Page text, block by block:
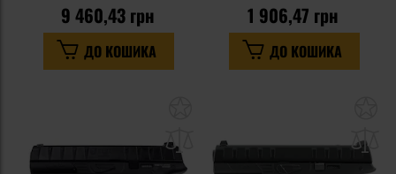
9 460,43 грн
ДО КОШИКА
1 906,47 грн
ДО КОШИКА
списку
уподобань